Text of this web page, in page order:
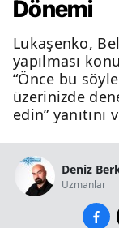
Dönemi
Lukaşenko,
yapılması
“Önce bu
üzerinizde
edin” yanıtını
Deniz
Uzmanlar